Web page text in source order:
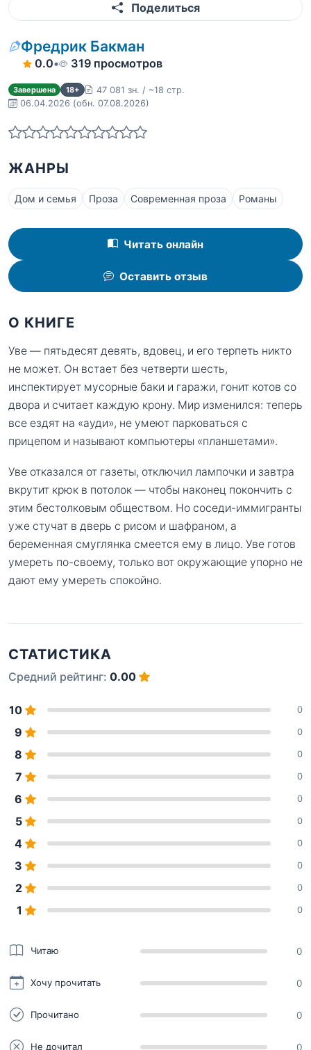
Поделиться
Фредрик Бакман
0.0• 319 просмотров
Завершена 18+
47 081 зн. / ~18 стр.
06.04.2026 (обн. 07.08.2026)
ЖАНРЫ
Дом и семья Проза Современная проза Романы
Читать онлайн
Оставить отзыв
О КНИГЕ
Уве — пятьдесят девять, вдовец, и его терпеть никто
не может. Он встает без четверти шесть,
инспектирует мусорные баки и гаражи, гонит котов со
двора и считает каждую крону. Мир изменился: теперь
все ездят на «ауди», не умеют парковаться с
прицепом и называют компьютеры «планшетами».
Уве отказался от газеты, отключил лампочки и завтра
вкрутит крюк в потолок — чтобы наконец покончить с
этим бестолковым обществом. Но соседи-иммигранты
уже стучат в дверь с рисом и шафраном, а
беременная смуглянка смеется ему в лицо. Уве готов
умереть по-своему, только вот окружающие упорно не
дают ему умереть спокойно.
СТАТИСТИКА
Средний рейтинг: 0.00
10 0
9 0
8 0
7 0
6 0
5 0
4 0
3 0
2 0
1 0
Читаю 0
Хочу прочитать 0
Прочитано 0
Не дочитал 0